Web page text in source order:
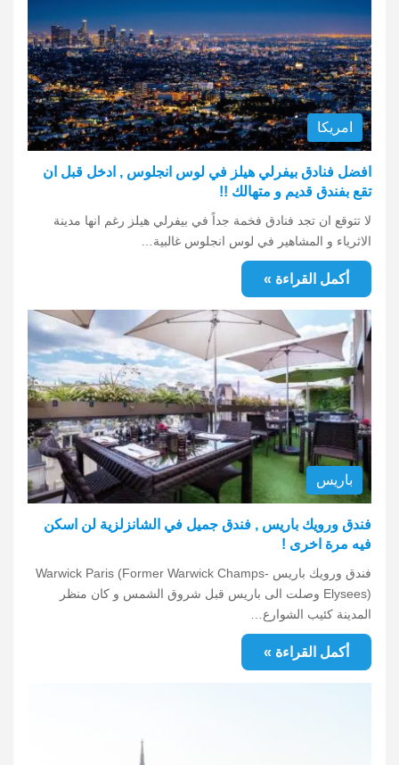
امريكا
افضل فنادق بيفرلي هيلز في لوس انجلوس , ادخل قبل ان
تقع بفندق قديم و متهالك !!
لا تتوقع ان تجد فنادق فخمة جداً في بيفرلي هيلز رغم انها مدينة
الاثرياء و المشاهير في لوس انجلوس غالبية…
أكمل القراءة »
باريس
فندق ورويك باريس , فندق جميل في الشانزلزية لن اسكن
فيه مرة اخرى !
فندق ورويك باريس Warwick Paris (Former Warwick Champs-
Elysees) وصلت الى باريس قبل شروق الشمس و كان منظر
المدينة كئيب الشوارع…
أكمل القراءة »